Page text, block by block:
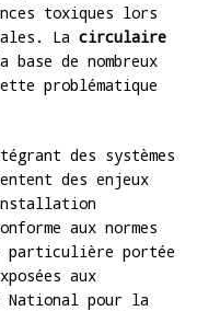
toxiques lors
La circulaire
de nombreux
problématique
des systèmes
des enjeux
aux normes
particulière portée
aux
National pour la